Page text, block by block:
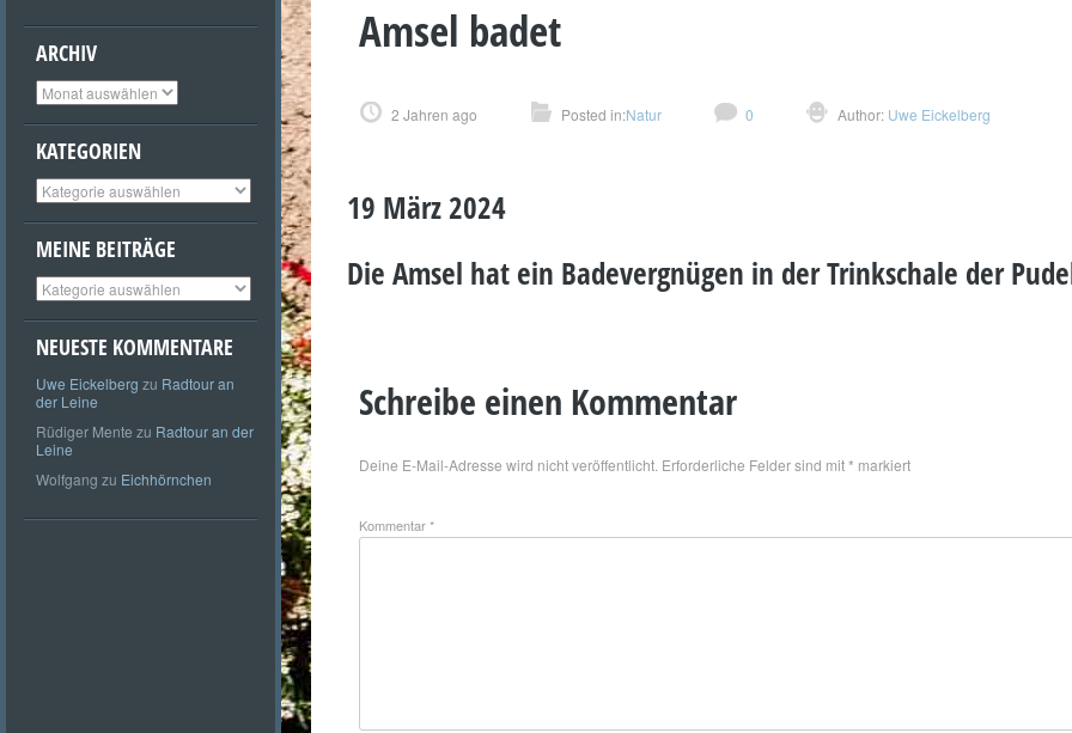
ARCHIV
Archiv
KATEGORIEN
Kategorien
MEINE BEITRÄGE
Meine
Beiträge
NEUESTE KOMMENTARE
Uwe Eickelberg zu Radtour an
der Leine
Rüdiger Mente zu Radtour an der
Leine
Wolfgang zu Eichhörnchen
Amsel badet
2 Jahren ago Posted in:Natur 0 Author: Uwe Eickelberg
19 März 2024
Die Amsel hat ein Badevergnügen in der Trinkschale der
Schreibe einen Kommentar
Deine E-Mail-Adresse wird nicht veröffentlicht. Erforderliche Felder sind mit* markiert
Kommentar*